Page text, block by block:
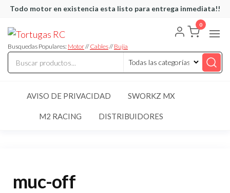
Saltar
contenido
Todo motor en existencia esta listo para entrega inmediata!!
RC
articulos
de RC
Busquedas Populares: Motor//Cables//Bujia
0
AVISO DE PRIVACIDAD SWORKZ MX
M2 RACING DISTRIBUIDORES
muc-off